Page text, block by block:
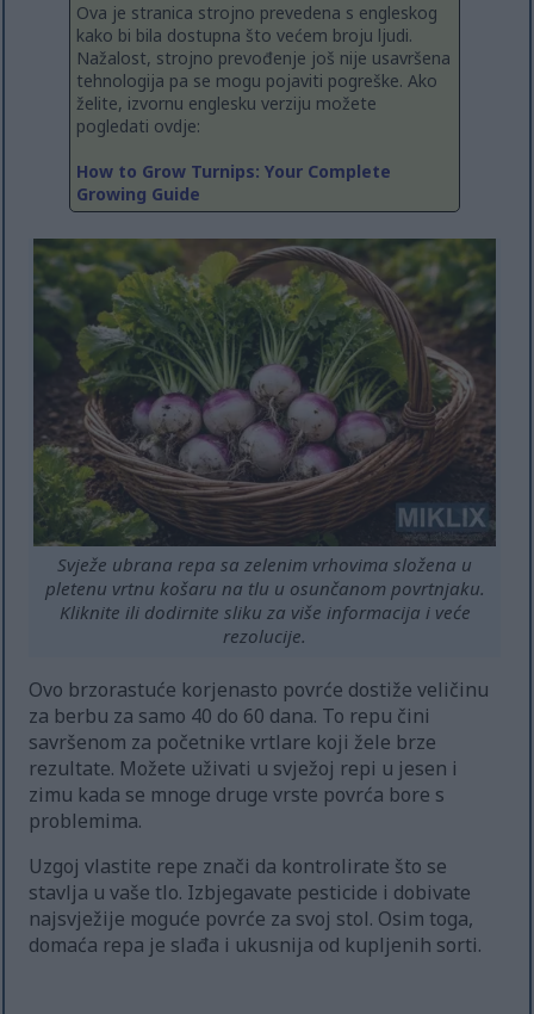
Ova je stranica strojno prevedena s engleskog
kako bi bila dostupna što većem broju ljudi.
Nažalost, strojno prevođenje još nije usavršena
tehnologija pa se mogu pojaviti pogreške. Ako
želite, izvornu englesku verziju možete
pogledati ovdje:
How to Grow Turnips: Your Complete
Growing Guide
Svježe ubrana repa sa zelenim vrhovima složena u
pletenu vrtnu košaru na tlu u osunčanom povrtnjaku.
Kliknite ili dodirnite sliku za više informacija i veće
rezolucije.
Ovo brzorastuće korjenasto povrće dostiže veličinu
za berbu za samo 40 do 60 dana. To repu čini
savršenom za početnike vrtlare koji žele brze
rezultate. Možete uživati u svježoj repi u jesen i
zimu kada se mnoge druge vrste povrća bore s
problemima.
Uzgoj vlastite repe znači da kontrolirate što se
stavlja u vaše tlo. Izbjegavate pesticide i dobivate
najsvježije moguće povrće za svoj stol. Osim toga,
domaća repa je slađa i ukusnija od kupljenih sorti.